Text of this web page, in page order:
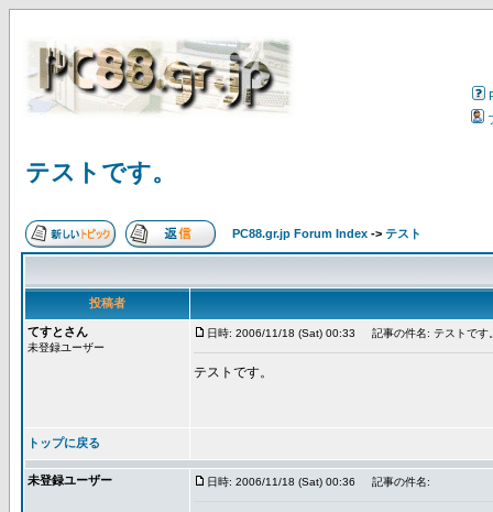
テストです。
PC88.gr.jp Forum Index -> テスト
投稿者
てすとさん
未登録ユーザー
日時: 2006/11/18 (Sat) 00:33 記事の件名: テストです
テストです。
トップに戻る
未登録ユーザー 日時: 2006/11/18 (Sat) 00:36 記事の件名: